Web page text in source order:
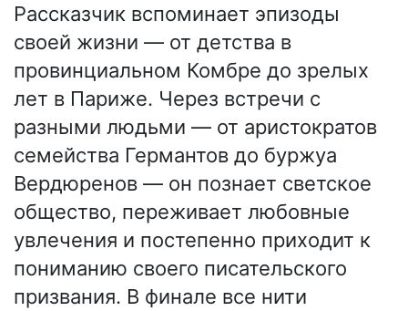
Рассказчик вспоминает эпизоды
своей жизни — от детства в
провинциальном Комбре до зрелых
лет в Париже. Через встречи с
разными людьми — от аристократов
семейства Германтов до буржуа
Вердюренов — он познает светское
общество, переживает любовные
увлечения и постепенно приходит к
пониманию своего писательского
призвания. В финале все нити